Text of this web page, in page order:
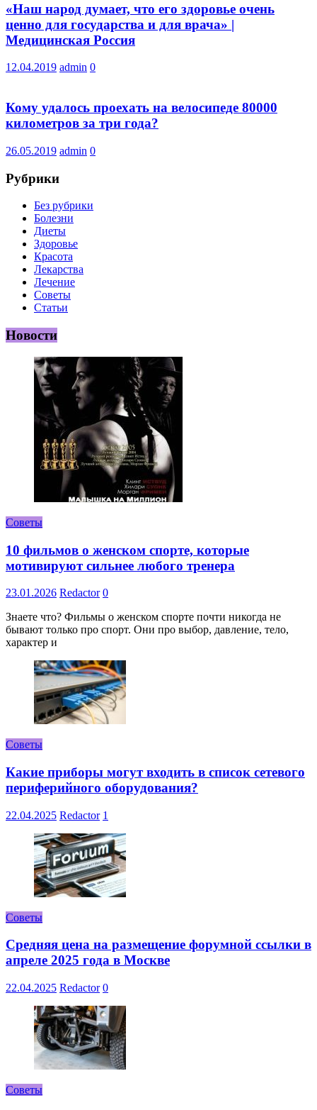
«Наш народ думает, что его здоровье очень
ценно для государства и для врача» |
Медицинская Россия
12.04.2019 admin 0
Кому удалось проехать на велосипеде 80000
километров за три года?
26.05.2019 admin 0
Рубрики
Без рубрики
Болезни
Диеты
Здоровье
Красота
Лекарства
Лечение
Советы
Статьи
Новости
Советы
10 фильмов о женском спорте, которые
мотивируют сильнее любого тренера
23.01.2026 Redactor 0
Знаете что? Фильмы о женском спорте почти никогда не
бывают только про спорт. Они про выбор, давление, тело,
характер и
Советы
Какие приборы могут входить в список сетевого
периферийного оборудования?
22.04.2025 Redactor 1
Советы
Средняя цена на размещение форумной ссылки в
апреле 2025 года в Москве
22.04.2025 Redactor 0
Советы